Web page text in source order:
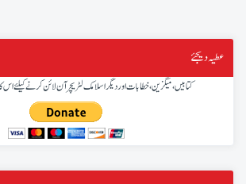
عطیہ دیجئے
کتابیں، میگزین، خطابات اور دیگر اسلامک لٹریچر آن لائن کرنے کیلئے